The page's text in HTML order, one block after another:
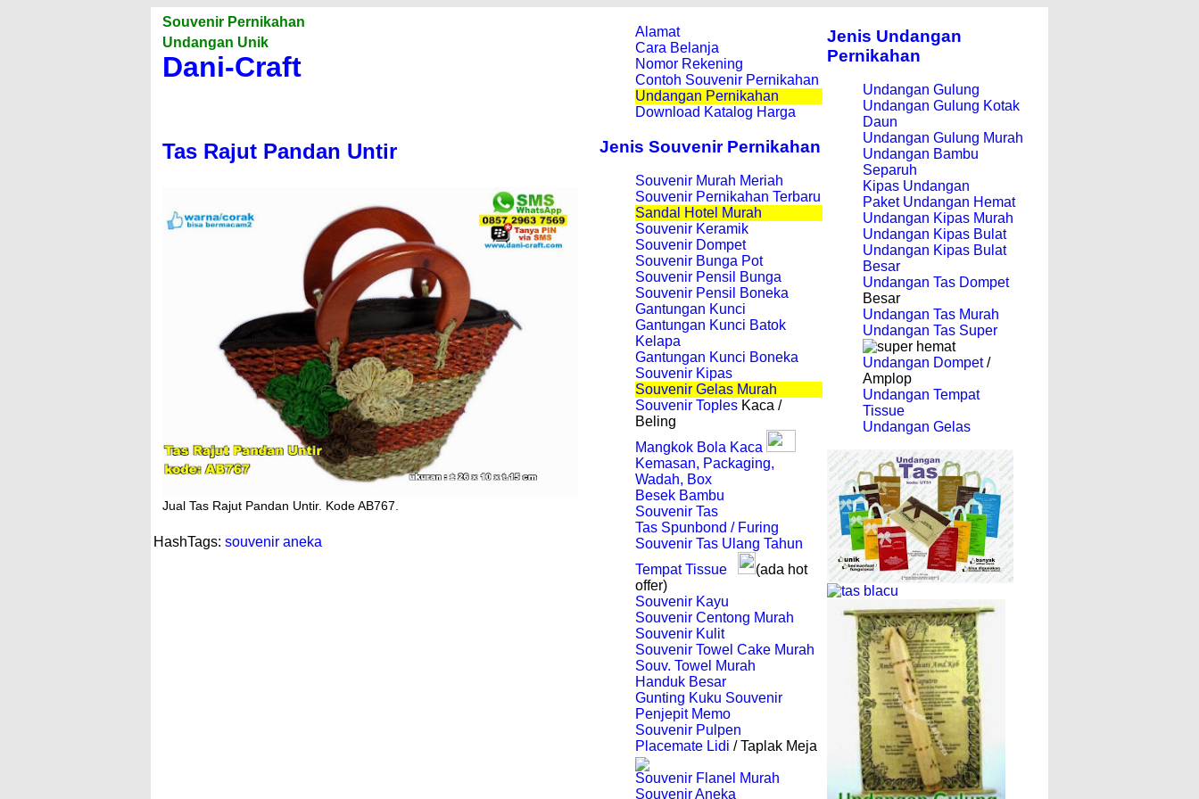
Souvenir Pernikahan
Undangan Unik
Dani-Craft
Tas Rajut Pandan Untir
Jual Tas Rajut Pandan Untir. Kode AB767.
HashTags: souvenir aneka
Alamat
Cara Belanja
Nomor Rekening
Contoh Souvenir Pernikahan
Undangan Pernikahan
Download Katalog Harga
Jenis Souvenir Pernikahan
Souvenir Murah Meriah
Souvenir Pernikahan Terbaru
Sandal Hotel Murah
Souvenir Keramik
Souvenir Dompet
Souvenir Bunga Pot
Souvenir Pensil Bunga
Souvenir Pensil Boneka
Gantungan Kunci
Gantungan Kunci Batok
Kelapa
Gantungan Kunci Boneka
Souvenir Kipas
Souvenir Gelas Murah
Souvenir Toples Kaca /
Beling
Mangkok Bola Kaca
Kemasan, Packaging,
Wadah, Box
Besek Bambu
Souvenir Tas
Tas Spunbond / Furing
Souvenir Tas Ulang Tahun
Tempat Tissue
(ada hot
offer)
Souvenir Kayu
Souvenir Centong Murah
Souvenir Kulit
Souvenir Towel Cake Murah
Souv. Towel Murah
Handuk Besar
Gunting Kuku Souvenir
Penjepit Memo
Souvenir Pulpen
Placemate Lidi / Taplak Meja
Souvenir Flanel Murah
Souvenir Aneka
Jenis Undangan
Pernikahan
Undangan Gulung
Undangan Gulung Kotak
Daun
Undangan Gulung Murah
Undangan Bambu
Separuh
Kipas Undangan
Paket Undangan Hemat
Undangan Kipas Murah
Undangan Kipas Bulat
Undangan Kipas Bulat
Besar
Undangan Tas Dompet
Besar
Undangan Tas Murah
Undangan Tas Super
Undangan Dompet/
Amplop
Undangan Tempat
Tissue
Undangan Gelas